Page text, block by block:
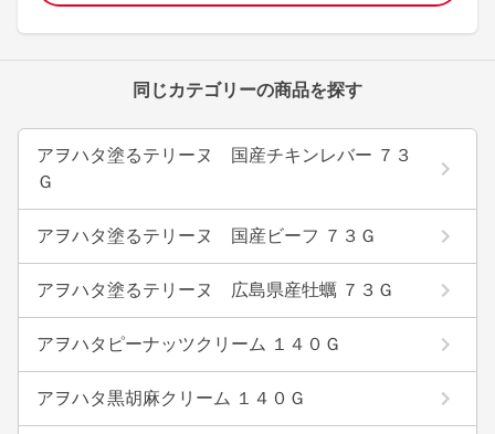
同じカテゴリーの商品を探す
アヲハタ塗るテリーヌ 国産チキンレバー ７３
Ｇ
アヲハタ塗るテリーヌ 国産ビーフ ７３Ｇ
アヲハタ塗るテリーヌ 広島県産牡蠣 ７３Ｇ
アヲハタピーナッツクリーム １４０Ｇ
アヲハタ黒胡麻クリーム １４０Ｇ